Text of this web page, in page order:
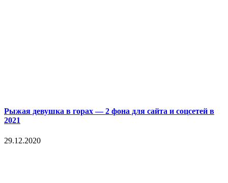
Рыжая девушка в горах — 2 фона для сайта и соцсетей в
2021
29.12.2020